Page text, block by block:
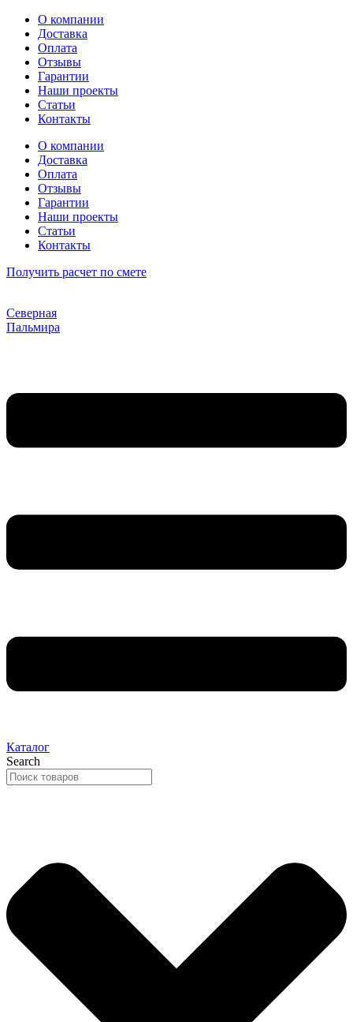
Перейти
содержимому
О компании
Доставка
Оплата
Отзывы
Гарантии
Наши проекты
Статьи
Контакты
О компании
Доставка
Оплата
Отзывы
Гарантии
Наши проекты
Статьи
Контакты
Получить расчет по смете
Северная
Пальмира
Каталог
Search